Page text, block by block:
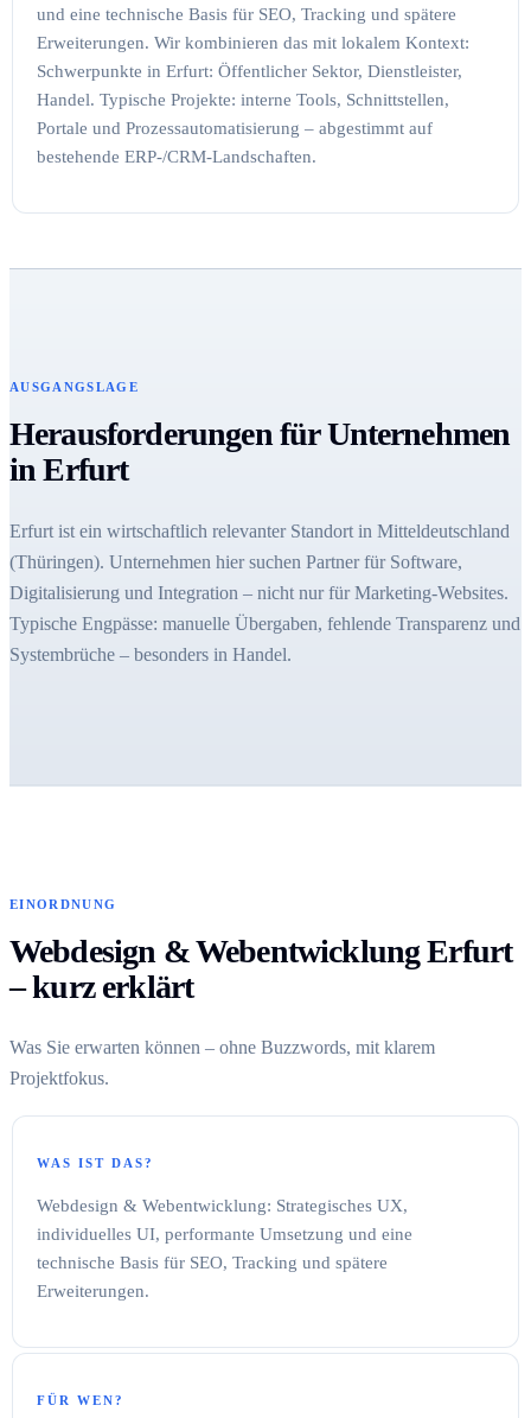
und eine technische Basis für SEO, Tracking und spätere
Erweiterungen. Wir kombinieren das mit lokalem Kontext:
Schwerpunkte in Erfurt: Öffentlicher Sektor, Dienstleister,
Handel. Typische Projekte: interne Tools, Schnittstellen,
Portale und Prozessautomatisierung – abgestimmt auf
bestehende ERP-/CRM-Landschaften.
AUSGANGSLAGE
Herausforderungen für Unternehmen
in Erfurt
Erfurt ist ein wirtschaftlich relevanter Standort in Mitteldeutschland
(Thüringen). Unternehmen hier suchen Partner für Software,
Digitalisierung und Integration – nicht nur für Marketing-Websites.
Typische Engpässe: manuelle Übergaben, fehlende Transparenz und
Systembrüche – besonders in Handel.
EINORDNUNG
Webdesign & Webentwicklung Erfurt
– kurz erklärt
Was Sie erwarten können – ohne Buzzwords, mit klarem
Projektfokus.
WAS IST DAS?
Webdesign & Webentwicklung: Strategisches UX,
individuelles UI, performante Umsetzung und eine
technische Basis für SEO, Tracking und spätere
Erweiterungen.
FÜR WEN?